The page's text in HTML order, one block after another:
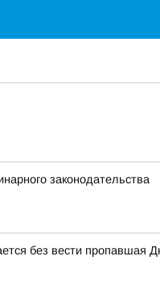
законодательства
без вести пропавшая